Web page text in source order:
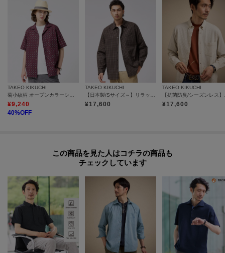
菌の繁殖をおさえ、臭いを防ぐスウェーデン生まれの抗菌防臭のリーディン
グブランド『ポリジン（R）』の効果により臭いの発生を抑制します。
『ポリジン（R）』は、汗などを含んだ湿った繊維に繁殖するバクテリアの発
生を銀イオンを活用し押さえ込む抗菌防臭機能です。
洗濯を繰り返しても衰えない『ポリジン（R）』の効果でいつも快適で清潔に
お過ごしいただけます。
『ポリジン（R）』はスウェーデン生まれの抗菌防臭のリーディングブランド
です。
銀イオンの力でニオイの原因となるバクテリアの増殖を防ぎます。
※照明の関係により、実際よりも色味が違って見える場合があります。ま
た、パソコン・スマートフォンなどの環境により、若干製品と画像のカラー
モデル情報：身長180cm B83 W70 H93 着用サイズ：03（L）
TAKEO KIKUCHI
¥9,240
40%OFF
TAKEO KIKUCHI
¥17,600
TAKEO KIKUCHI
¥17,600
この商品を見た人はコチラの商品も
チェックしています